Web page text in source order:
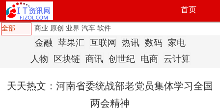
首页
全部 商业 原创 业界 汽车 软件
金融 苹果汇 互联网 热讯 数码
家电
人物
区块链 商讯 创世纪 电商 云计算
天天热文：河南省委统战部老党员集体学习全国
两会精神